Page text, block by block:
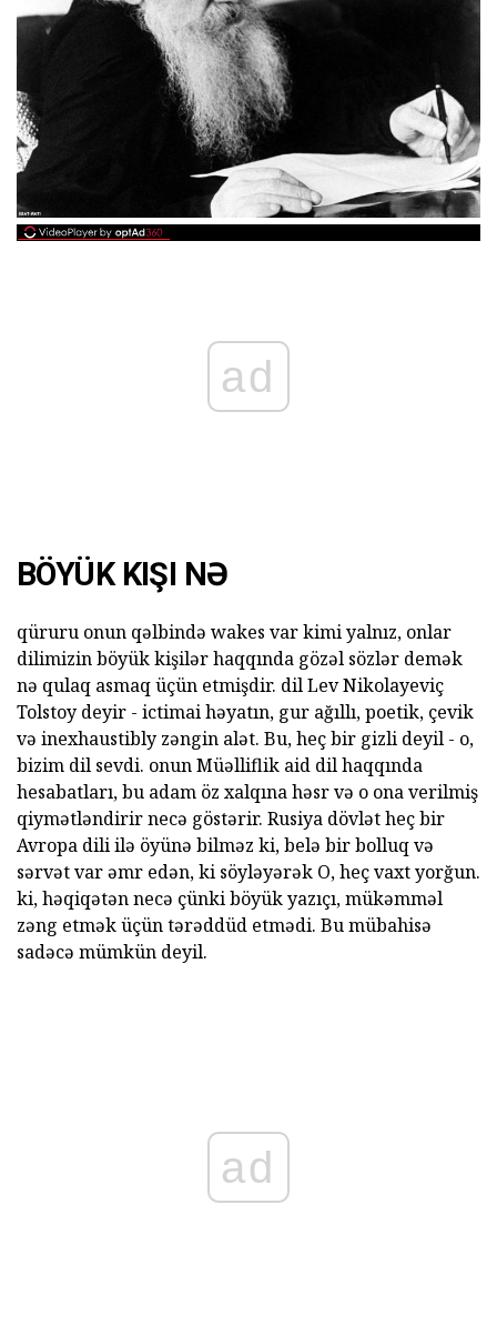
ad
BÖYÜK KIŞI NƏ
qüruru onun qəlbində wakes var kimi yalnız, onlar
dilimizin böyük kişilər haqqında gözəl sözlər demək
nə qulaq asmaq üçün etmişdir. dil Lev Nikolayeviç
Tolstoy deyir - ictimai həyatın, gur ağıllı, poetik, çevik
və inexhaustibly zəngin alət. Bu, heç bir gizli deyil - o,
bizim dil sevdi. onun Müəlliflik aid dil haqqında
hesabatları, bu adam öz xalqına həsr və o ona verilmiş
qiymətləndirir necə göstərir. Rusiya dövlət heç bir
Avropa dili ilə öyünə bilməz ki, belə bir bolluq və
sərvət var əmr edən, ki söyləyərək O, heç vaxt yorğun.
ki, həqiqətən necə çünki böyük yazıçı, mükəmməl
zəng etmək üçün tərəddüd etmədi. Bu mübahisə
sadəcə mümkün deyil.
ad